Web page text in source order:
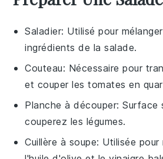
Saladier: Utilisé pour
ingrédients de la salade.
Couteau: Nécessaire pour
et couper les tomates en
Planche à découper: Surface
couperez les légumes.
Cuillère à soupe: Utilisée pour